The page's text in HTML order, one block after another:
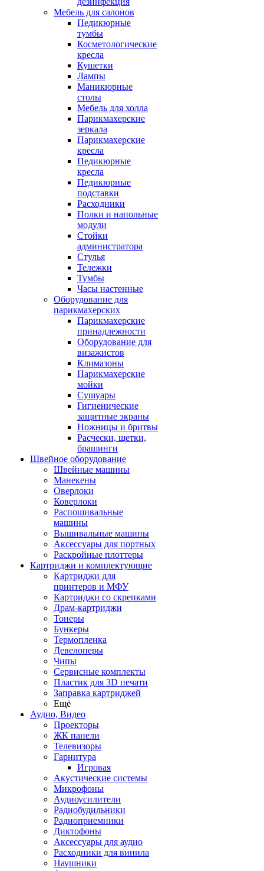
Мебель для салонов
Педикюрные
тумбы
Косметологические
кресла
Кушетки
Лампы
Маникюрные
столы
Мебель для холла
Парикмахерские
зеркала
Парикмахерские
кресла
Педикюрные
кресла
Педикюрные
подставки
Расходники
Полки и напольные
модули
Стойки
администратора
Стулья
Тележки
Тумбы
Часы настенные
Оборудование для
парикмахерских
Парикмахерские
принадлежности
Оборудование для
визажистов
Климазоны
Парикмахерские
мойки
Сушуары
Гигиенические
защитные экраны
Ножницы и бритвы
Расчески, щетки,
брашинги
Швейное оборудование
Швейные машины
Манекены
Оверлоки
Коверлоки
Распошивальные
машины
Вышивальные машины
Аксессуары для портных
Раскройные плоттеры
Картриджи и комплектующие
Картриджи для
принтеров и МФУ
Картриджи со скрепками
Драм-картриджи
Тонеры
Бункеры
Термопленка
Девелоперы
Чипы
Сервисные комплекты
Пластик для 3D печати
Заправка картриджей
Ещё
Аудио, Видео
Проекторы
ЖК панели
Телевизоры
Гарнитура
Игровая
Акустические системы
Микрофоны
Аудиоусилители
Радиобудильники
Радиоприемники
Диктофоны
Аксессуары для аудио
Расходники для винила
Наушники